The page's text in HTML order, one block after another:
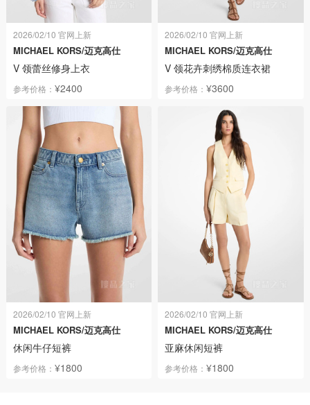
2026/02/10 官网上新
MICHAEL KORS/迈克高仕
V 领蕾丝修身上衣
参考价格： ¥2400
2026/02/10 官网上新
MICHAEL KORS/迈克高仕
V 领花卉刺绣棉质连衣裙
参考价格：¥3600
2026/02/10 官网上新
MICHAEL KORS/迈克高仕
休闲牛仔短裤
参考价格： ¥1800
2026/02/10 官网上新
MICHAEL KORS/迈克高仕
亚麻休闲短裤
参考价格：¥1800